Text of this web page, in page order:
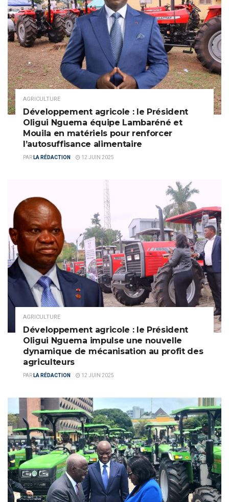
AGRICULTURE
Développement agricole : le Président
Oligui Nguema équipe Lambaréné et
Mouila en matériels pour renforcer
l’autosuffisance alimentaire
PAR LA RÉDACTION 12 JUIN 2025
AGRICULTURE
Développement agricole : le Président
Oligui Nguema impulse une nouvelle
dynamique de mécanisation au profit des
agriculteurs
PAR LA RÉDACTION 12 JUIN 2025